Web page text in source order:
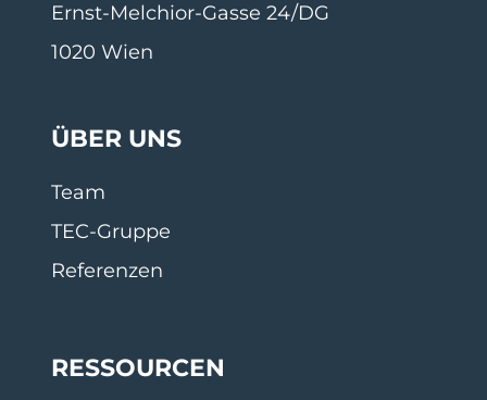
Ernst-Melchior-Gasse 24/DG
1020 Wien
ÜBER UNS
Team
TEC-Gruppe
Referenzen
RESSOURCEN